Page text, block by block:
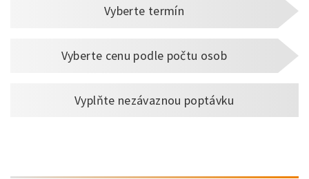
Vyberte termín
Vyberte cenu podle počtu osob
Vyplňte nezávaznou poptávku